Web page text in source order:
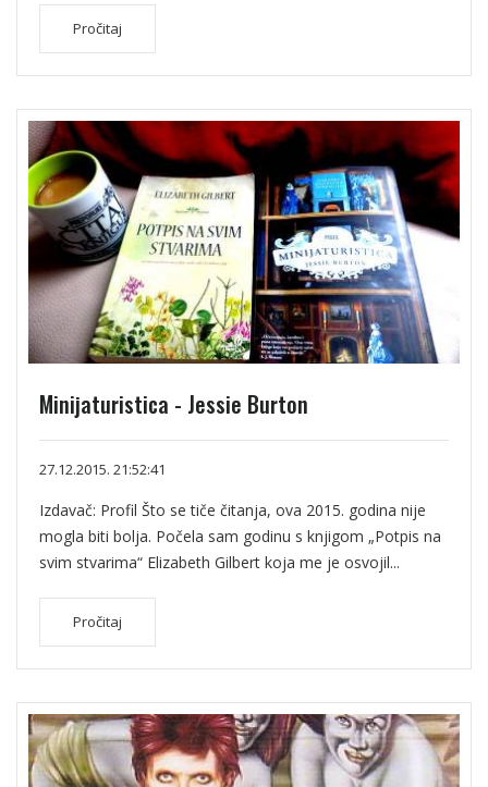
Pročitaj
Minijaturistica - Jessie Burton
27.12.2015. 21:52:41
Izdavač: Profil Što se tiče čitanja, ova 2015. godina nije
mogla biti bolja. Počela sam godinu s knjigom „Potpis na
svim stvarima“ Elizabeth Gilbert koja me je osvojil...
Pročitaj